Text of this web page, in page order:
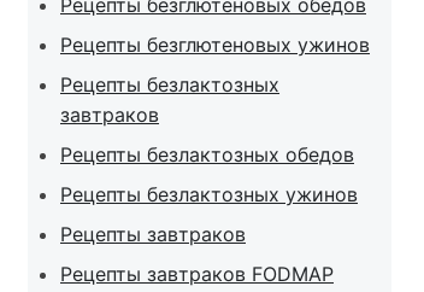
Рецепты безглютеновых обедов
Рецепты безглютеновых ужинов
Рецепты безлактозных
завтраков
Рецепты безлактозных обедов
Рецепты безлактозных ужинов
Рецепты завтраков
Рецепты завтраков FODMAP